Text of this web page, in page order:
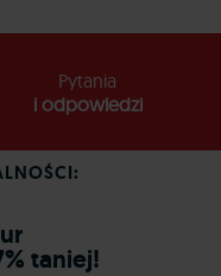
Pytania
i odpowiedzi
taniej!